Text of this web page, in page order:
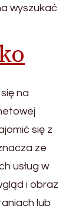
wyszukać
na
się z
ze
usług w
i obraz
lub